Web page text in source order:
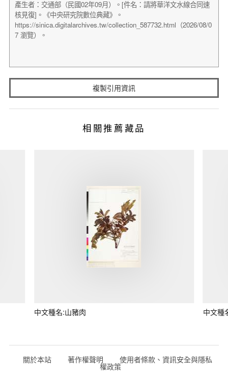
複製引用資訊
相關推薦藏品
中文種名:山豬肉 中文種
關於本站 著作權聲明 使用者條款、資訊安全與隱私
權政策